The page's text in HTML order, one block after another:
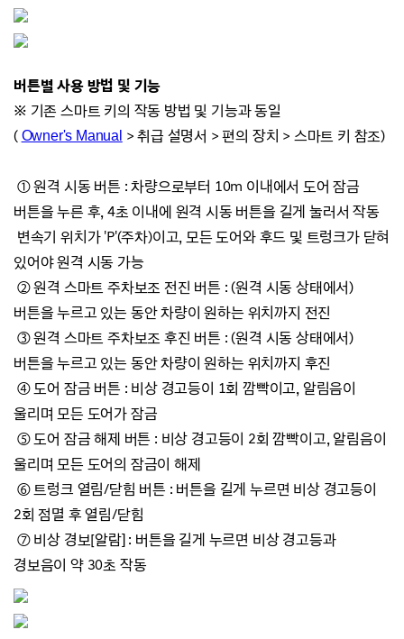
버튼별 사용 방법 및 기능
※ 기존 스마트 키의 작동 방법 및 기능과 동일
( Owner's Manual >취급 설명서 >편의 장치 > 스마트 키 참조)
①원격 시동 버튼 :차량으로부터 10m 이내에서 도어 잠금
버튼을 누른 후, 4초 이내에 원격 시동 버튼을 길게 눌러서 작동
변속기 위치가 'P'(주차)이고, 모든 도어와 후드 및 트렁크가 닫혀
있어야 원격 시동 가능
②원격 스마트 주차보조 전진 버튼 :(원격 시동 상태에서)
버튼을 누르고 있는 동안 차량이 원하는 위치까지 전진
③원격 스마트 주차보조 후진 버튼 :(원격 시동 상태에서)
버튼을 누르고 있는 동안 차량이 원하는 위치까지 후진
④도어 잠금 버튼 : 비상 경고등이 1회 깜빡이고, 알림음이
울리며 모든 도어가 잠금
⑤도어 잠금 해제 버튼 : 비상 경고등이 2회 깜빡이고, 알림음이
울리며모든 도어의 잠금이 해제
⑥트렁크 열림/닫힘 버튼 : 버튼을 길게 누르면 비상 경고등이
2회 점멸 후 열림/닫힘
⑦ 비상 경보[알람] : 버튼을 길게 누르면 비상 경고등과
경보음이 약 30초 작동